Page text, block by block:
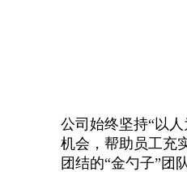
公司始终坚持“以
机会，帮助员⼯充
团结的“金勺子”团队